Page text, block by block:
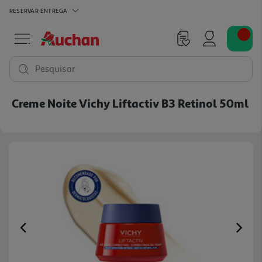
RESERVAR ENTREGA
Pesquisar
Creme Noite Vichy Liftactiv B3 Retinol 50ml
Previous